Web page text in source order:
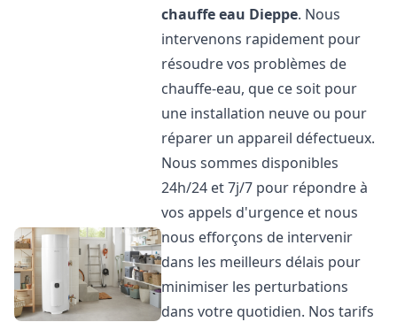
chauffe eau Dieppe. Nous
intervenons rapidement pour
résoudre vos problèmes de
chauffe-eau, que ce soit pour
une installation neuve ou pour
réparer un appareil défectueux.
Nous sommes disponibles
24h/24 et 7j/7 pour répondre à
vos appels d'urgence et nous
nous efforçons de intervenir
dans les meilleurs délais pour
minimiser les perturbations
dans votre quotidien. Nos tarifs